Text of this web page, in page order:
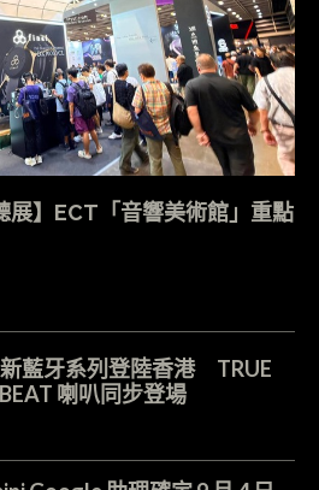
展】ECT「音響美術館」重點
藍牙系列登陸香港 TRUE
喇叭同步登場